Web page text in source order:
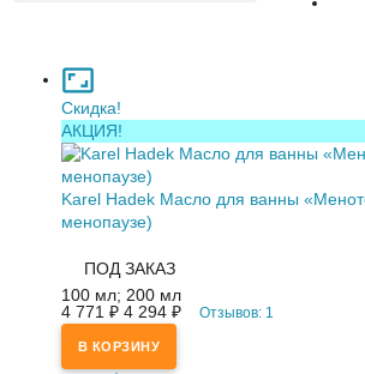
Скидка!
АКЦИЯ!
Karel Hadek Масло для ванны
менопаузе)
ПОД ЗАКАЗ
100 мл; 200 мл
4 771
₽ 4 294 ₽ Отзывов: 1